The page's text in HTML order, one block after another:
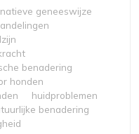
geneeswijze
benadering
honden
huidproblemen
benadering